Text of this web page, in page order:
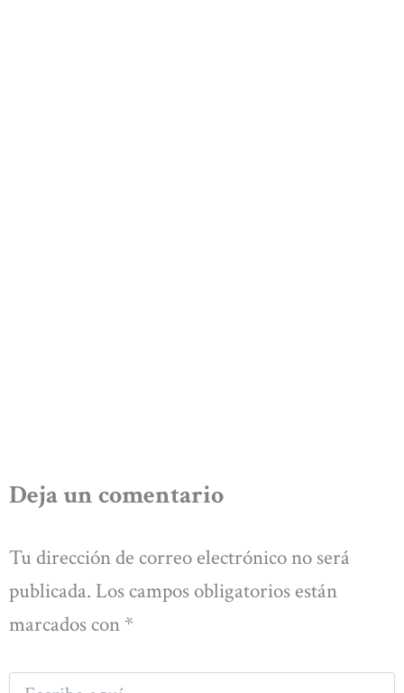
Deja un comentario
Tu dirección de correo electrónico no será
publicada. Los campos obligatorios están
marcados con *